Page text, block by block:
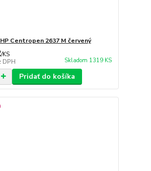
Centropen 2637 M červený
/KS
DPH Skladom 1319 KS
Pridať do košíka